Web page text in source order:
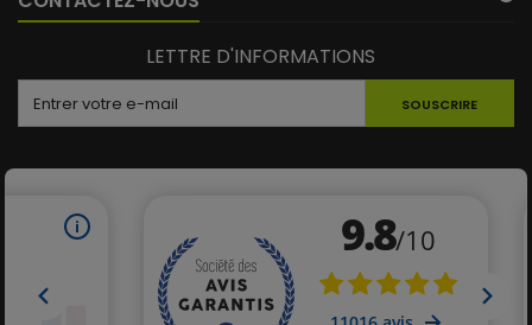
LETTRE D'INFORMATIONS
SOUSCRIRE